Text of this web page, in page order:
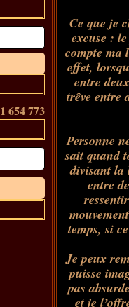
1 654 773
Ce que je
excuse :
compte ma
effet,
entre
trêve entre
Personne
sait quand
divisant la
entre
temps, si
Je peux
puisse
pas
et je